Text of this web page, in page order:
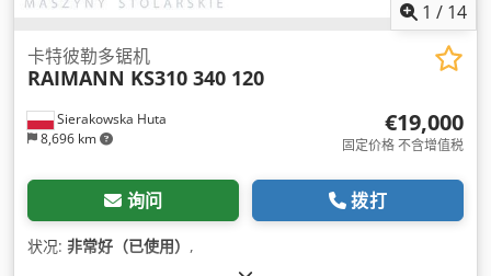
1 / 14
Sierakowska Huta
8,696 km
卡特彼勒多锯机
RAIMANN KS310 340 120
€19,000
固定价格 不含增值税
询问 拨打
状况: 非常好（已使用） ,